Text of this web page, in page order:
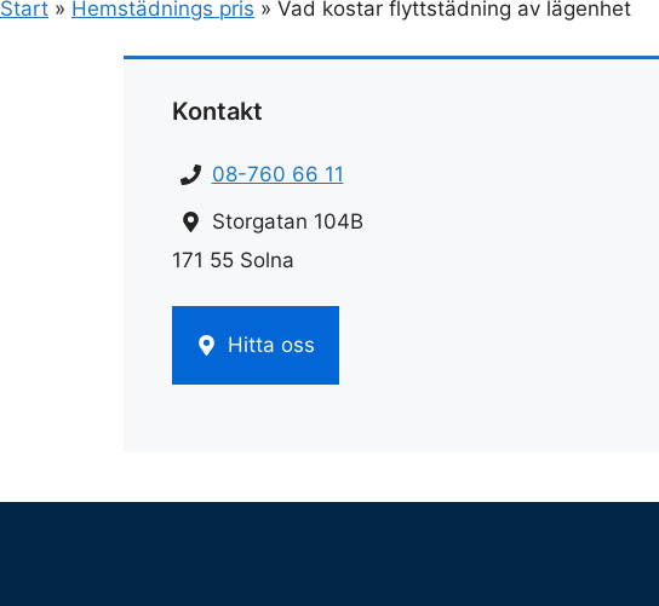
Start » Hemstädnings pris » Vad kostar flyttstädning av lägenhet
Kontakt
08-760 66 11
Storgatan 104B
171 55 Solna
Hitta oss